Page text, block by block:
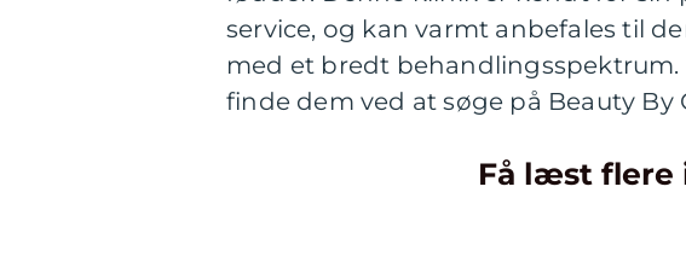
service, og kan varmt anbefales til
med et bredt
finde dem ved at søge på Beauty By
Få læst